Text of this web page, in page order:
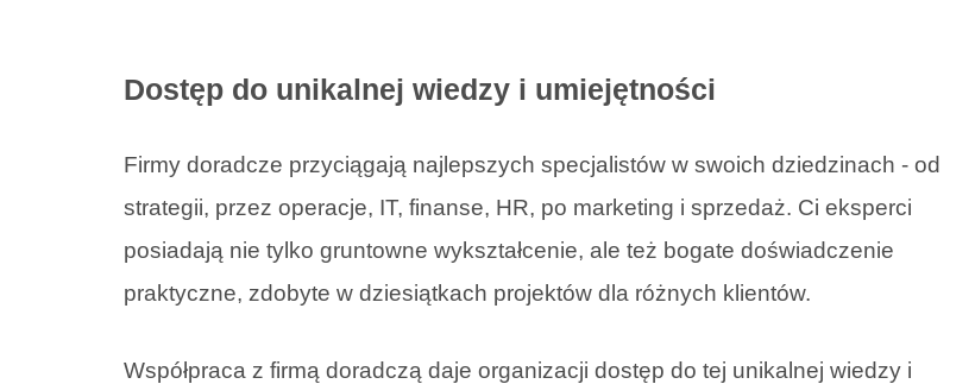
Dostęp do unikalnej wiedzy i umiejętności
Firmy doradcze przyciągają najlepszych specjalistów w swoich dziedzinach - od
strategii, przez operacje, IT, finanse, HR, po marketing i sprzedaż. Ci eksperci
posiadają nie tylko gruntowne wykształcenie, ale też bogate doświadczenie
praktyczne, zdobyte w dziesiątkach projektów dla różnych klientów.
Współpraca z firmą doradczą daje organizacji dostęp do tej unikalnej wiedzy i